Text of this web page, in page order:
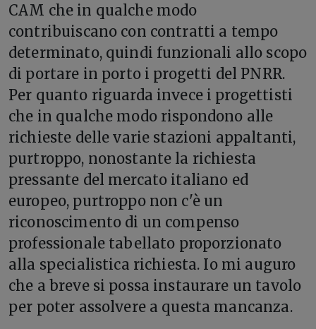
CAM che in qualche modo
contribuiscano con contratti a tempo
determinato, quindi funzionali allo scopo
di portare in porto i progetti del PNRR.
Per quanto riguarda invece i progettisti
che in qualche modo rispondono alle
richieste delle varie stazioni appaltanti,
purtroppo, nonostante la richiesta
pressante del mercato italiano ed
europeo, purtroppo non c'è un
riconoscimento di un compenso
professionale tabellato proporzionato
alla specialistica richiesta. Io mi auguro
che a breve si possa instaurare un tavolo
per poter assolvere a questa mancanza.